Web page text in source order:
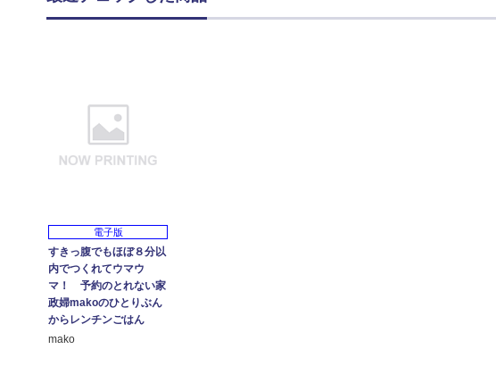
電子版
すきっ腹でもほぼ８分以
内でつくれてウマウ
マ！ 予約のとれない家
政婦makoのひとりぶん
からレンチンごはん
mako